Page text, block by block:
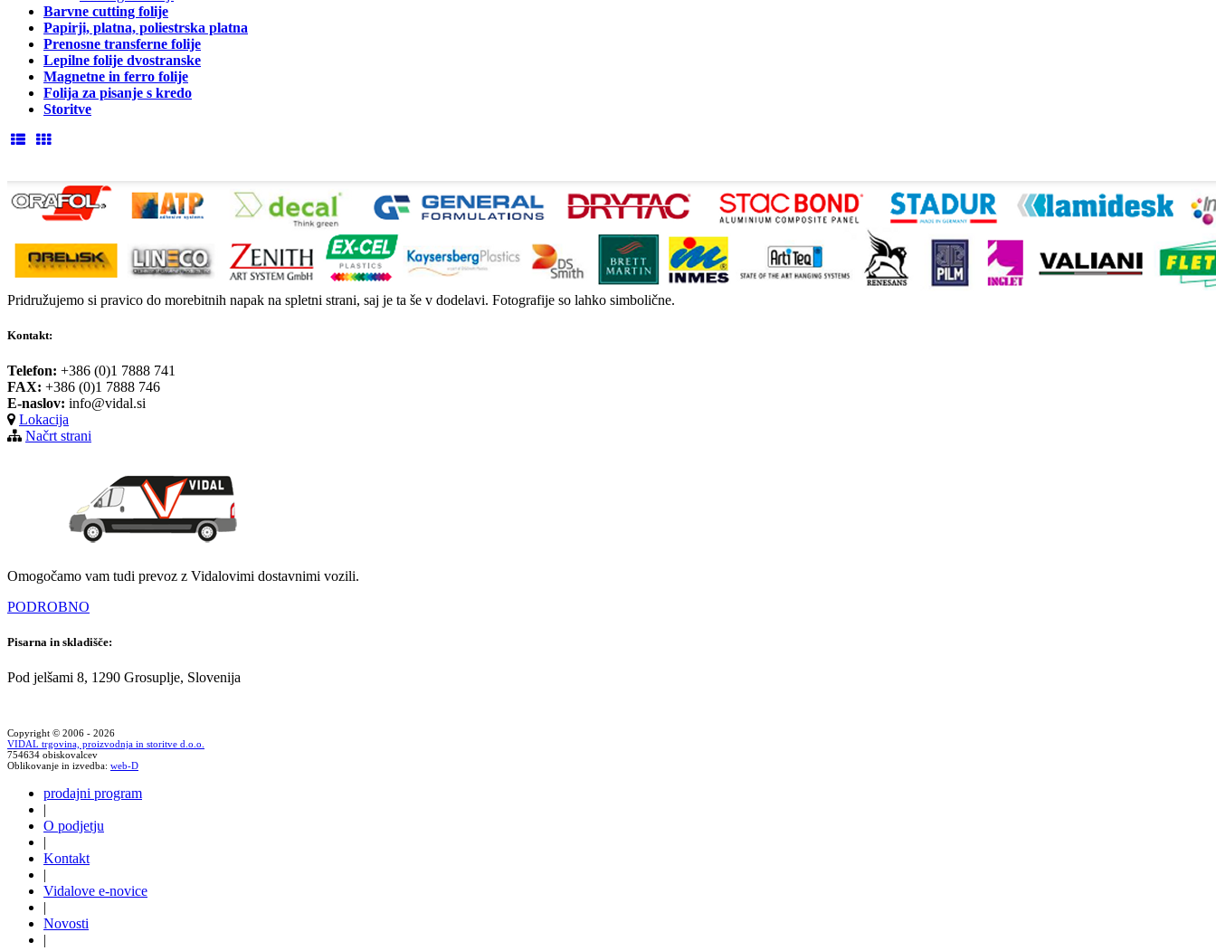
Barvne cutting folije
Papirji, platna, poliestrska platna
Prenosne transferne folije
Lepilne folije dvostranske
Magnetne in ferro folije
Folija za pisanje s kredo
Storitve
Pridružujemo si pravico do morebitnih napak na spletni strani, saj je ta še v dodelavi. Fotografije so lahko simbolične.
Kontakt:
Telefon: +386 (0)1 7888 741
FAX: +386 (0)1 7888 746
E-naslov: info@vidal.si
Lokacija
Načrt strani
Omogočamo vam tudi prevoz z Vidalovimi dostavnimi vozili.
PODROBNO
Pisarna in skladišče:
Pod jelšami 8, 1290 Grosuplje, Slovenija
Copyright © 2006 - 2026
VIDAL trgovina, proizvodnja in storitve d.o.o.
754634 obiskovalcev
Oblikovanje in izvedba: web-D
prodajni program
|
O podjetju
|
Kontakt
|
Vidalove e-novice
|
Novosti
|